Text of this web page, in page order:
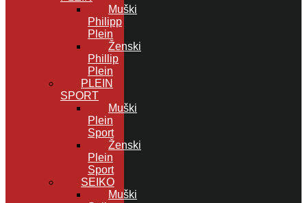
Muški
Philipp
Plein
Ženski
Phillip
Plein
PLEIN
SPORT
Muški
Plein
Sport
Ženski
Plein
Sport
SEIKO
Muški